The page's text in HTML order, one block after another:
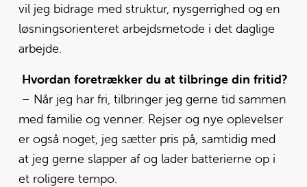
vil jeg bidrage med struktur, nysgerrighed og en
løsningsorienteret arbejdsmetode i det daglige
arbejde.
Hvordan foretrækker du at tilbringe din fritid?
– Når jeg har fri, tilbringer jeg gerne tid sammen
med familie og venner. Rejser og nye oplevelser
er også noget, jeg sætter pris på, samtidig med
at jeg gerne slapper af og lader batterierne op i
et roligere tempo.